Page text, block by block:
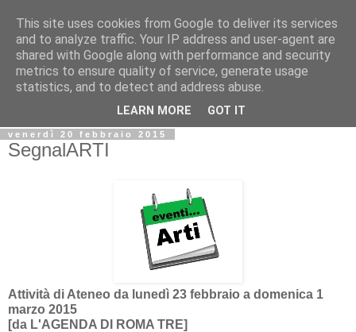
Biblio@rti in
Il Blog della Biblioteca di Area delle arti per condividere
informazioni iniziative incontri
venerdì 20 febbraio 2015
SegnalARTI
Attività di Ateneo da lunedì 23 febbraio a domenica 1
marzo 2015
[da L'AGENDA DI ROMA TRE]
This site uses cookies from Google to deliver its services
and to analyze traffic. Your IP address and user-agent are
shared with Google along with performance and security
metrics to ensure quality of service, generate usage
statistics, and to detect and address abuse.
LEARN MORE GOT IT